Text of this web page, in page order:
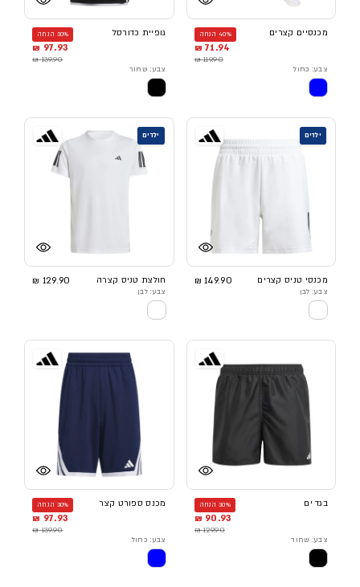
מכנסיים קצרים 40% הנחה
71.94 ₪
119.90 ₪
צבע: כחול
גופיית כדורסל 30% הנחה
97.93 ₪
139.90 ₪
צבע: שחור
ילדים
מכנסי טניס קצרים 149.90 ₪
צבע: לבן
ילדים
חולצת טניס קצרה 129.90 ₪
צבע: לבן
בגד ים 30% הנחה
90.93 ₪
129.90 ₪
צבע: שחור
מכנס ספורט קצר 30% הנחה
97.93 ₪
139.90 ₪
צבע: כחול